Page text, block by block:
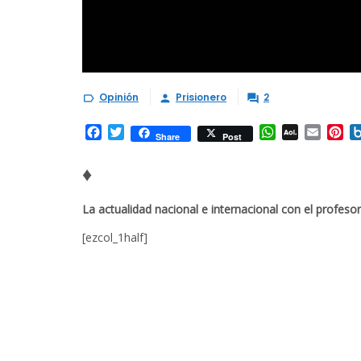
 Opinión  Prisionero  2
Facebook
TwitterShare Post WhatsApp
AOL Email
♦
La actualidad nacional e internacional con el
[ezcol_1half]